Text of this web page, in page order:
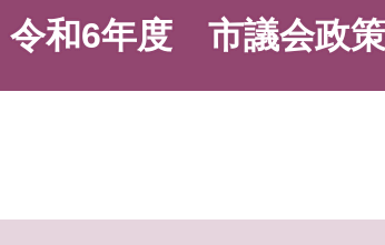
令和6年度 市議会政